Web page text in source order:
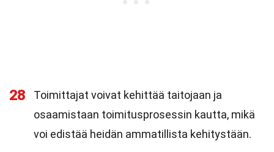
28
Toimittajat voivat kehittää taitojaan ja
osaamistaan toimitusprosessin kautta, mikä
voi edistää heidän ammatillista kehitystään.